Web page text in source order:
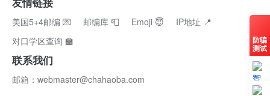
美国5+4邮编 💌 邮编库 📮 Emoji 😇
IP地址 📍
对口学区查询 🏫
联系我们
邮箱：webmaster@chahaoba.com
防骗
测试